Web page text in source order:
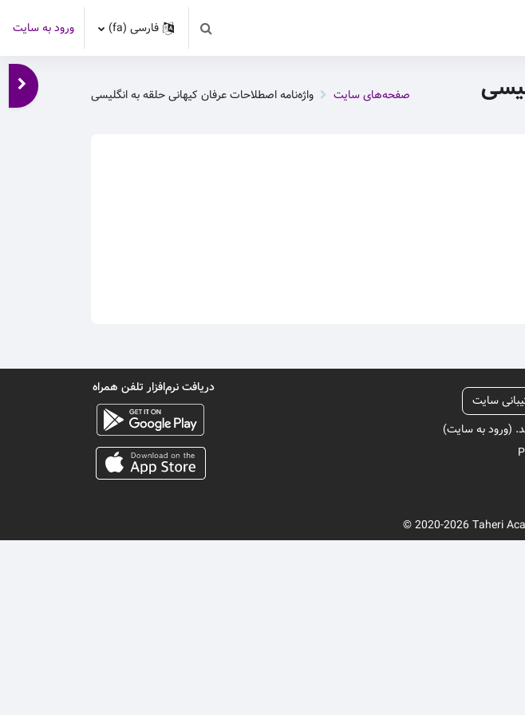
Toggle search input
فارسی ‎(fa)‎ ورود به سایت
صفحه‌های سایت واژه‌نامه اصطلاحات عرفان کیهانی حلقه به انگلیسی
باز
سایت
(ورود به سایت)
دریافت نرم‌افزار تلفن همراه
© 2020-2026 Taheri